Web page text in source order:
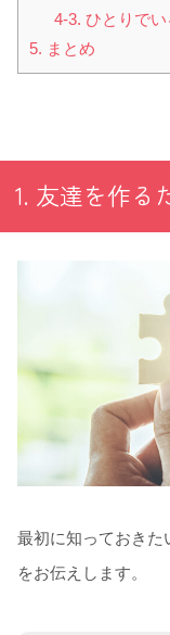
4-3. ひとりで
5. まとめ
1. 友達を作る
最初に知っておきた
をお伝えします。